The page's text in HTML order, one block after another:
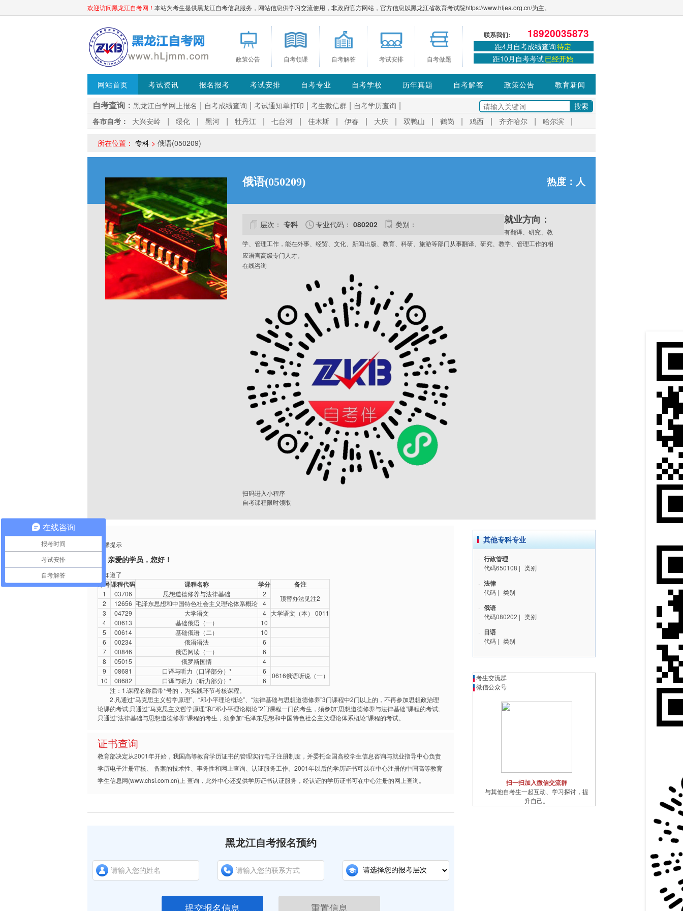
欢迎访问黑龙江自考网！ 本站为考生提供黑龙江自考信息服务，网站信息供学习交流使用，非政府官方网站，官方信息以黑龙江省教育考试院https://www.hljea.org.cn/为主。
政策公告 自考领课 自考解答 考试安排 自考做题
联系我们: 18920035873
距4月自考成绩查询待定
距10月自考考试已经开始
网站首页 考试资讯 报名报考 考试安排 自考专业 自考学校 历年真题 自考解答 政策公告 教育新闻
自考查询： 黑龙江自学网上报名 | 自考成绩查询 | 考试通知单打印 | 考生微信群 | 自考学历查询 |
各市自考： 大兴安岭 | 绥化 | 黑河 | 牡丹江 | 七台河 | 佳木斯 | 伊春 | 大庆 | 双鸭山 | 鹤岗 | 鸡西 | 齐齐哈尔 | 哈尔滨 |
所在位置： 专科 > 俄语(050209)
俄语(050209) 热度： 人
层次： 专科 专业代码： 080202 类别： 就业方向：
有翻译、研究、教
学、管理工作，能在外事、经贸、文化、新闻出版、教育、科研、旅游等部门从事翻译、研究、教学、管理工作的相
应语言高级专门人才。
在线咨询
扫码进入小程序
自考课程限时领取
X
温馨提示
亲爱的学员，您好！
我知道了
序号课程代码 课程名称 学分 备注
1 03706 思想道德修养与法律基础 2
顶替办法见注2
2 12656 毛泽东思想和中国特色社会主义理论体系概论 4
3
04729 大学语文 4
大学语文（本） 0011
4
00613 基础俄语（一）
10
5
00614 基础俄语（二）
10
6
00234 俄语语法
6
7
00846 俄语阅读（一）
6
8
05015 俄罗斯国情
4
9
08681 口译与听力（口译部分）* 6
0616俄语听说（一）
10 08682 口译与听力（听力部分）*
6
注：1.课程名称后带*号的，为实践环节考核课程。
2.凡通过“马克思主义哲学原理”、“邓小平理论概论”、“法律基础与思想道德修养”3门课程中2门以上的，不再参加思想政治理
论课的考试;只通过“马克思主义哲学原理”和“邓小平理论概论”2门课程一门的考生，须参加“思想道德修养与法律基础”课程的考试;
只通过“法律基础与思想道德修养”课程的考生，须参加“毛泽东思想和中国特色社会主义理论体系概论”课程的考试。
证书查询
教育部决定从2001年开始，我国高等教育学历证书的管理实行电子注册制度，并委托全国高校学生信息咨询与就业指导中心负责
学历电子注册审核、 备案的技术性、事务性和网上查询、认证服务工作。2001年以后的学历证书可以在中心注册的中国高等教育
学生信息网(www.chsi.com.cn)上 查询，此外中心还提供学历证书认证服务，经认证的学历证书可在中心注册的网上查询。
黑龙江自考报名预约
提交报名信息 重置信息
其他专科专业
· 行政管理
代码650108 | 类别
· 法律
代码 | 类别
· 俄语
代码080202 | 类别
· 日语
代码 | 类别
考生交流群
微信公众号
扫一扫加入微信交流群
与其他自考生一起互动、学习探讨，提
升自己。
在线咨询
报考时间
考试安排
自考解答